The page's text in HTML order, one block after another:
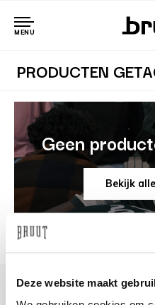
Deze website maakt
MENU
PRODUCTEN
Geen
Bekijk